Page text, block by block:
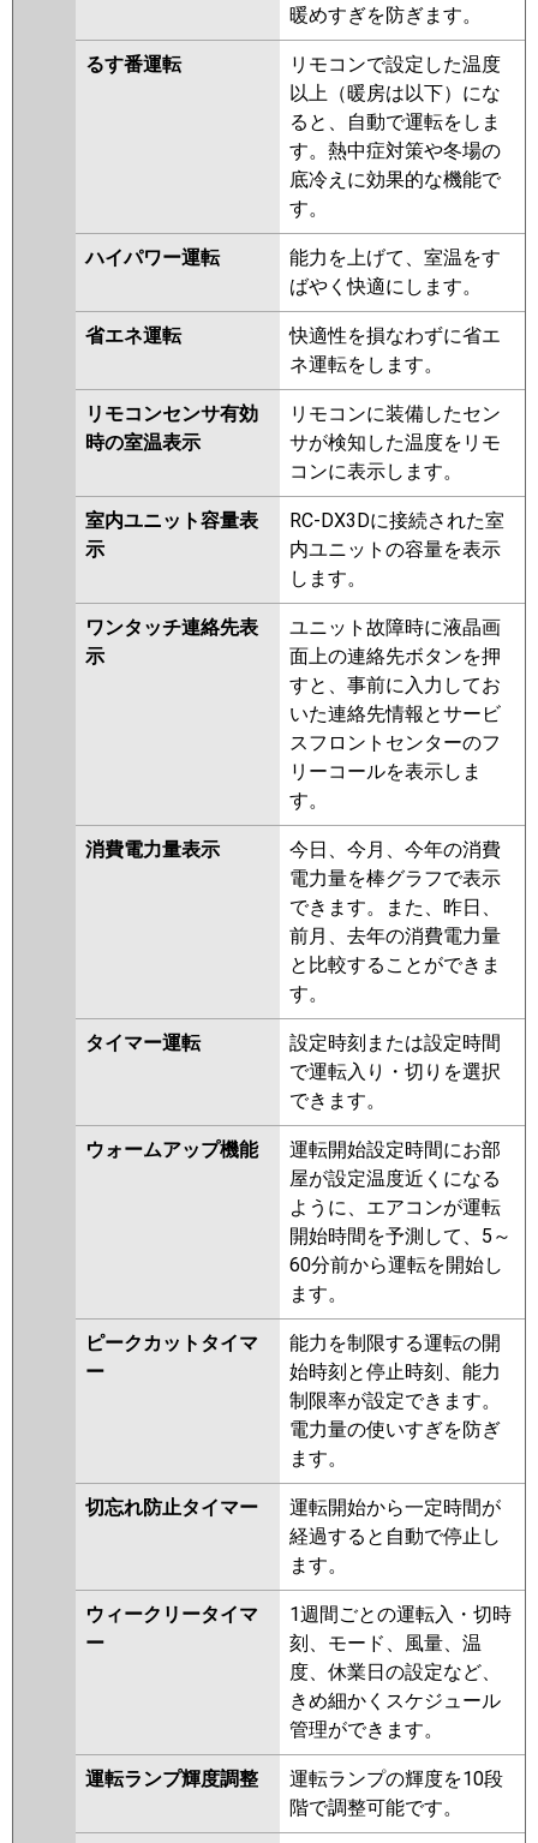
暖めすぎを防ぎます。
るす番運転
リモコンで設定した温度
以上（暖房は以下）にな
ると、自動で運転をしま
す。熱中症対策や冬場の
底冷えに効果的な機能で
す。
ハイパワー運転
能力を上げて、室温をす
ばやく快適にします。
省エネ運転
快適性を損なわずに省エ
ネ運転をします。
リモコンセンサ有効
時の室温表示
リモコンに装備したセン
サが検知した温度をリモ
コンに表示します。
室内ユニット容量表
示
RC-DX3Dに接続された室
内ユニットの容量を表示
します。
ワンタッチ連絡先表
示
ユニット故障時に液晶画
面上の連絡先ボタンを押
すと、事前に入力してお
いた連絡先情報とサービ
スフロントセンターのフ
リーコールを表示しま
す。
消費電力量表示
今日、今月、今年の消費
電力量を棒グラフで表示
できます。また、昨日、
前月、去年の消費電力量
と比較することができま
す。
タイマー運転
設定時刻または設定時間
で運転入り・切りを選択
できます。
ウォームアップ機能
運転開始設定時間にお部
屋が設定温度近くになる
ように、エアコンが運転
開始時間を予測して、5～
60分前から運転を開始し
ます。
ピークカットタイマ
ー
能力を制限する運転の開
始時刻と停止時刻、能力
制限率が設定できます。
電力量の使いすぎを防ぎ
ます。
切忘れ防止タイマー
運転開始から一定時間が
経過すると自動で停止し
ます。
ウィークリータイマ
ー
1週間ごとの運転入・切時
刻、モード、風量、温
度、休業日の設定など、
きめ細かくスケジュール
管理ができます。
運転ランプ輝度調整
運転ランプの輝度を10段
階で調整可能です。